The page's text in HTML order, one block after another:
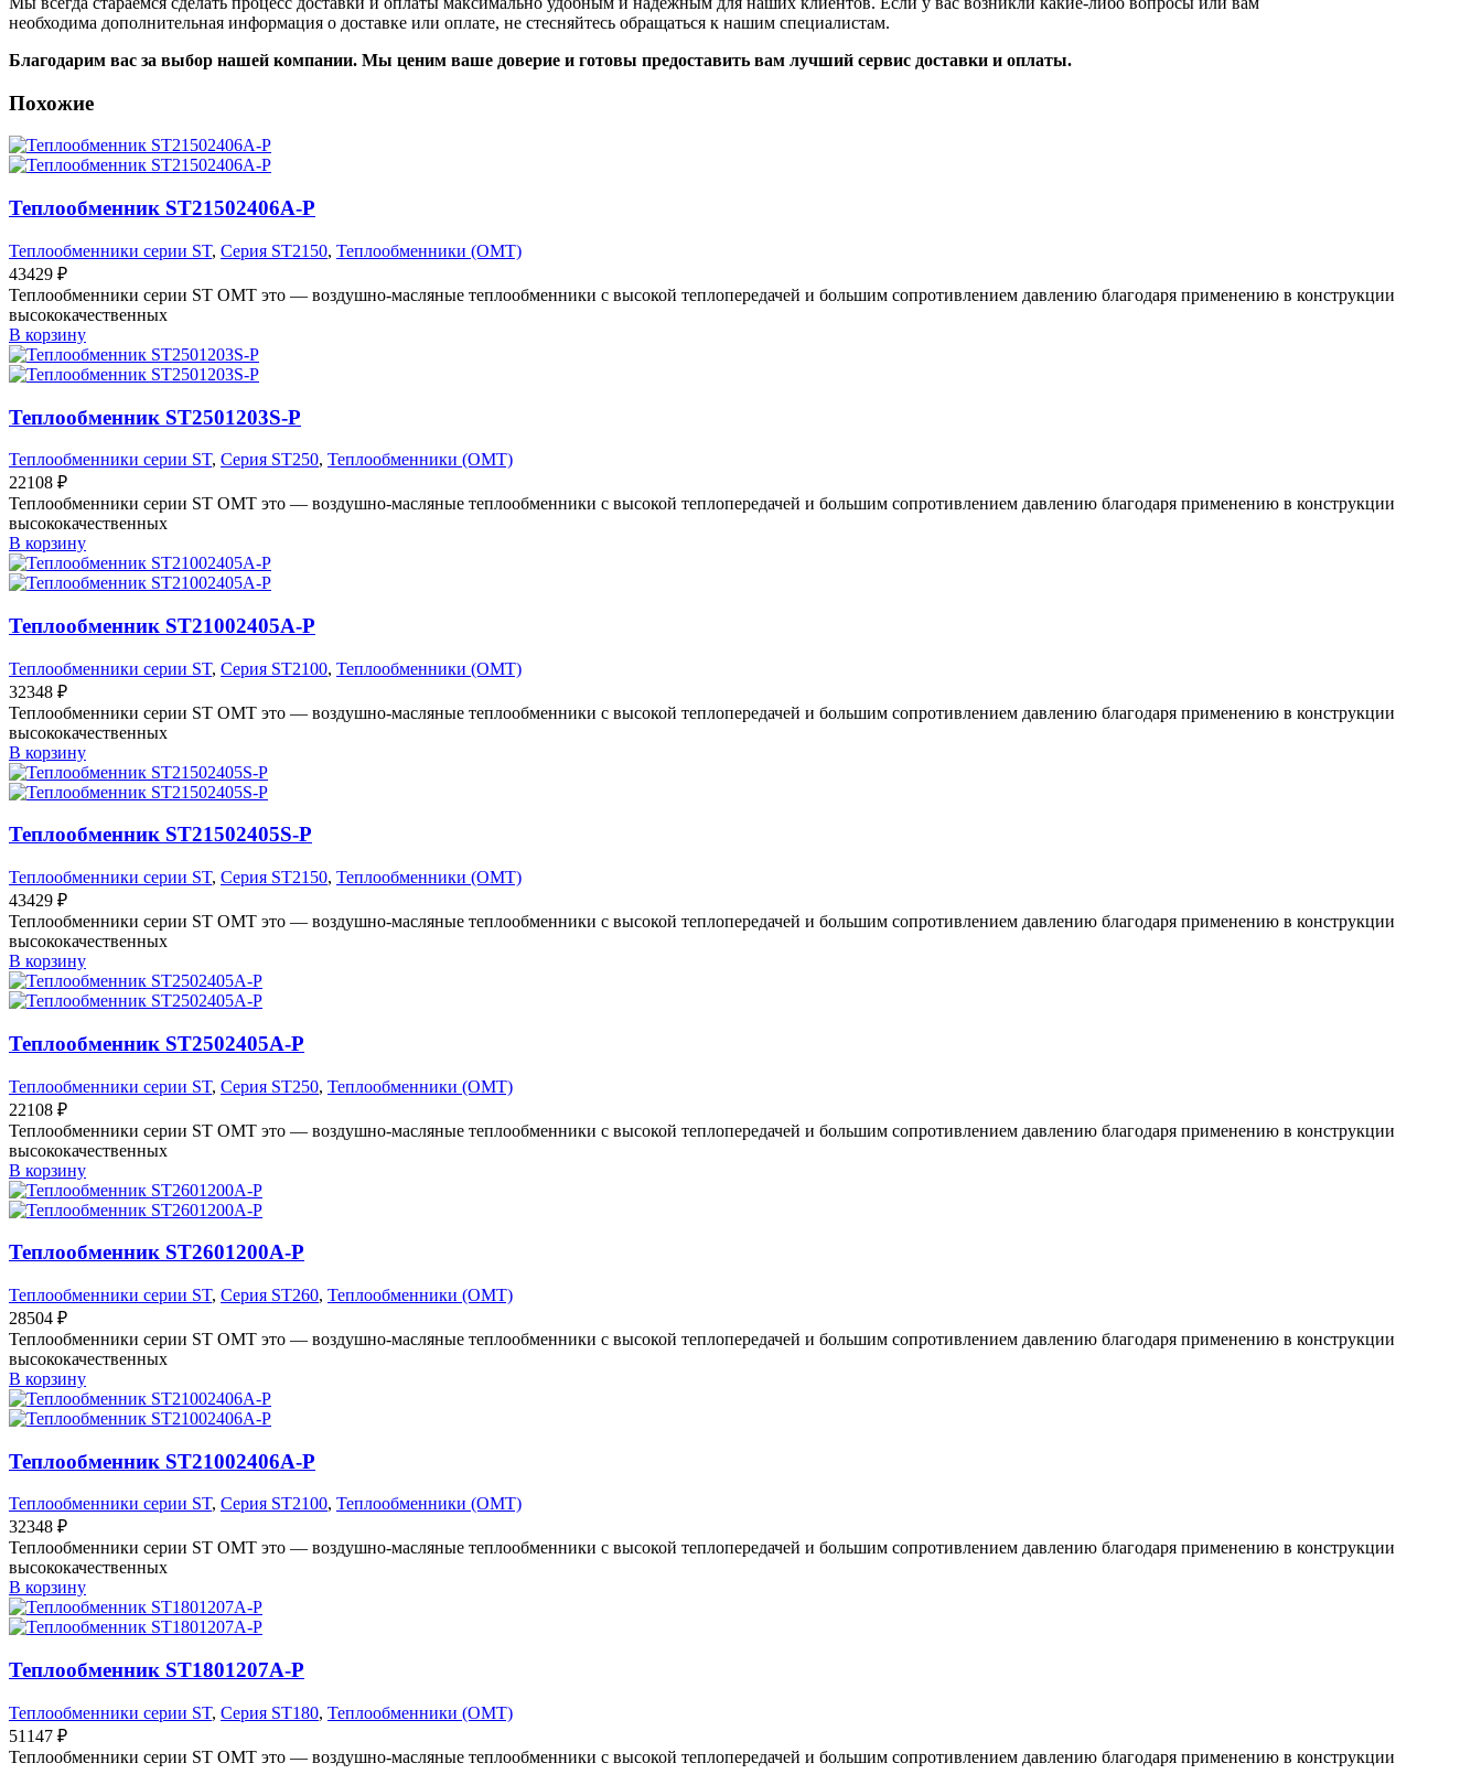
необходима дополнительная информация о доставке или оплате, не стесняйтесь обращаться к нашим специалистам.
Благодарим вас за выбор нашей компании. Мы ценим ваше доверие и готовы предоставить вам лучший сервис доставки и оплаты.
Похожие
Теплообменник ST21502406A-P
Теплообменники серии ST, Серия ST2150, Теплообменники (OMT)
43429 ₽
Теплообменники серии ST OMT это — воздушно-масляные теплообменники с высокой теплопередачей и большим сопротивлением давлению благодаря применению в конструкции
высококачественных
В корзину
Теплообменник ST2501203S-P
Теплообменники серии ST, Серия ST250, Теплообменники (OMT)
22108 ₽
Теплообменники серии ST OMT это — воздушно-масляные теплообменники с высокой теплопередачей и большим сопротивлением давлению благодаря применению в конструкции
высококачественных
В корзину
Теплообменник ST21002405A-P
Теплообменники серии ST, Серия ST2100, Теплообменники (OMT)
32348 ₽
Теплообменники серии ST OMT это — воздушно-масляные теплообменники с высокой теплопередачей и большим сопротивлением давлению благодаря применению в конструкции
высококачественных
В корзину
Теплообменник ST21502405S-P
Теплообменники серии ST, Серия ST2150, Теплообменники (OMT)
43429 ₽
Теплообменники серии ST OMT это — воздушно-масляные теплообменники с высокой теплопередачей и большим сопротивлением давлению благодаря применению в конструкции
высококачественных
В корзину
Теплообменник ST2502405A-P
Теплообменники серии ST, Серия ST250, Теплообменники (OMT)
22108 ₽
Теплообменники серии ST OMT это — воздушно-масляные теплообменники с высокой теплопередачей и большим сопротивлением давлению благодаря применению в конструкции
высококачественных
В корзину
Теплообменник ST2601200A-P
Теплообменники серии ST, Серия ST260, Теплообменники (OMT)
28504 ₽
Теплообменники серии ST OMT это — воздушно-масляные теплообменники с высокой теплопередачей и большим сопротивлением давлению благодаря применению в конструкции
высококачественных
В корзину
Теплообменник ST21002406A-P
Теплообменники серии ST, Серия ST2100, Теплообменники (OMT)
32348 ₽
Теплообменники серии ST OMT это — воздушно-масляные теплообменники с высокой теплопередачей и большим сопротивлением давлению благодаря применению в конструкции
высококачественных
В корзину
Теплообменник ST1801207A-P
Теплообменники серии ST, Серия ST180, Теплообменники (OMT)
51147 ₽
Теплообменники серии ST OMT это — воздушно-масляные теплообменники с высокой теплопередачей и большим сопротивлением давлению благодаря применению в конструкции